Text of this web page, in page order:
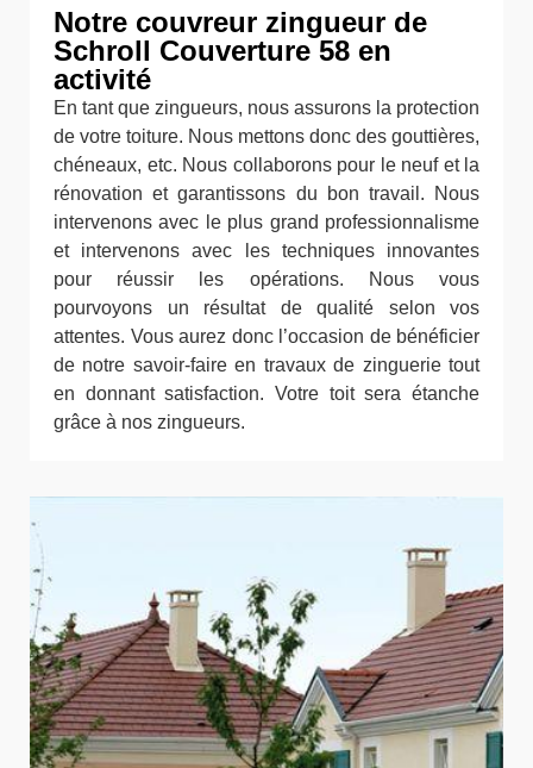
Notre couvreur zingueur de
Schroll Couverture 58 en
activité
En tant que zingueurs, nous assurons la protection
de votre toiture. Nous mettons donc des gouttières,
chéneaux, etc. Nous collaborons pour le neuf et la
rénovation et garantissons du bon travail. Nous
intervenons avec le plus grand professionnalisme
et intervenons avec les techniques innovantes
pour réussir les opérations. Nous vous
pourvoyons un résultat de qualité selon vos
attentes. Vous aurez donc l’occasion de bénéficier
de notre savoir-faire en travaux de zinguerie tout
en donnant satisfaction. Votre toit sera étanche
grâce à nos zingueurs.